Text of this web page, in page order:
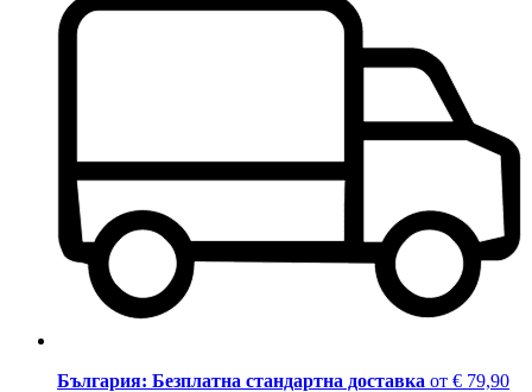
България: Безплатна стандартна доставка от € 79,90